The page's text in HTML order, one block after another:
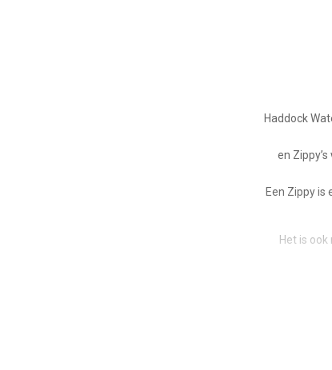
Haddock
en
Een Zippy is
Het is